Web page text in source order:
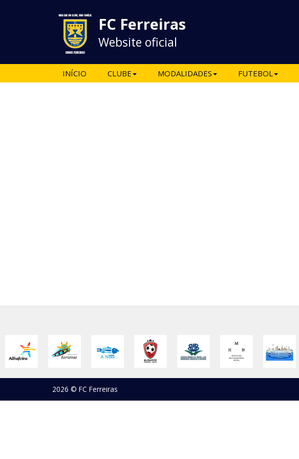
FC Ferreiras
Website oficial
INÍCIO CLUBE MODALIDADES FUTEBOL
2026 © FC Ferreiras